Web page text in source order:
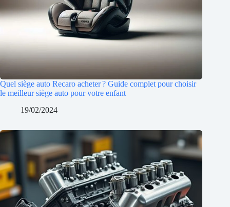
Quel siège auto Recaro acheter ? Guide complet pour choisir
le meilleur siège auto pour votre enfant
19/02/2024